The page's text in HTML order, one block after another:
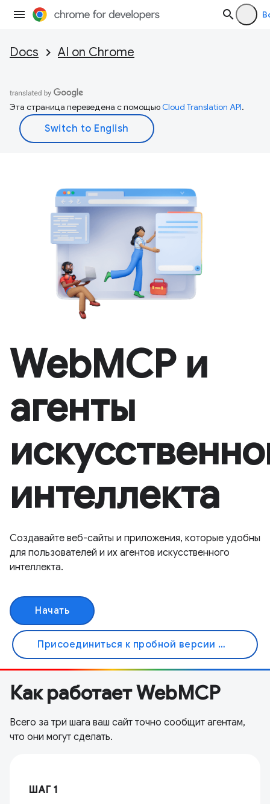
Docs AI on Chrome
Эта страница переведена с помощьюCloud Translation API.
WebMCP и
агенты
интеллекта
Создавайте веб-сайты и приложения, которые удобны
для пользователей и их агентов искусственного
интеллекта.
Начать
Присоединиться к пробной версии Origin
Как работает WebMCP
Всего за три шага ваш сайт точно сообщит агентам,
что они могут сделать.
ШАГ 1